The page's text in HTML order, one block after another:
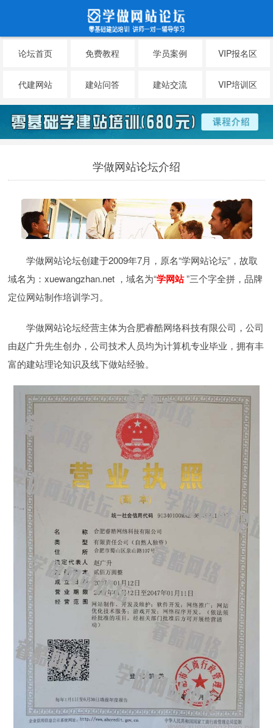
论坛首页 免费教程 学员案例 VIP报名区
代建网站 建站问答 建站交流 VIP培训区
学做网站论坛介绍
学做网站论坛创建于2009年7月，原名“学网站论坛”，故取
域名为：xuewangzhan.net ，域名为“学网站”三个字全拼，品牌
定位网站制作培训学习。
学做网站论坛经营主体为合肥睿酷网络科技有限公司，公司
由赵广升先生创办，公司技术人员均为计算机专业毕业，拥有丰
富的建站理论知识及线下做站经验。